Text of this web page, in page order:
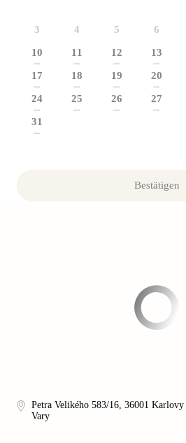
3 4 5 6
10
---
11
---
12
---
13
---
17
---
18
---
19
---
20
---
24
---
25
---
26
---
27
---
31
---
Bestätigen
Petra Velikého 583/16, 36001 Karlovy
Vary